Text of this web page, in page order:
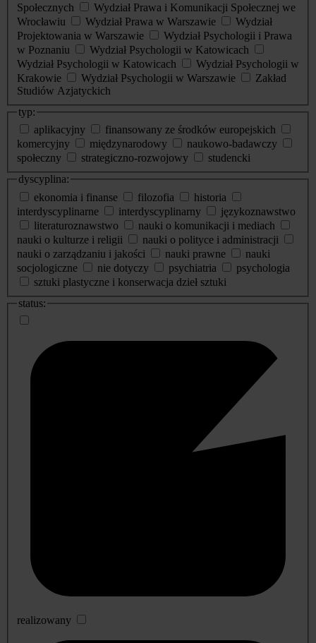
Społecznych
Wydział Prawa i Komunikacji Społecznej we
Wrocławiu
Wydział Prawa w Warszawie
Wydział
Projektowania w Warszawie
Wydział Psychologii i Prawa
w Poznaniu
Wydział Psychologii w Katowicach
Wydział Psychologii w Katowicach
Wydział Psychologii w
Krakowie
Wydział Psychologii w Warszawie
Zakład
Studiów Azjatyckich
typ:
aplikacyjny
finansowany ze środków europejskich
komercyjny
międzynarodowy
naukowo-badawczy
społeczny
strategiczno-rozwojowy
studencki
dyscyplina:
ekonomia i finanse
filozofia
historia
interdyscyplinarne
interdyscyplinarny
językoznawstwo
literaturoznawstwo
nauki o komunikacji i mediach
nauki o kulturze i religii
nauki o polityce i administracji
nauki o zarządzaniu i jakości
nauki prawne
nauki
socjologiczne
nie dotyczy psychiatria
psychologia
sztuki plastyczne i konserwacja dzieł sztuki
status:
realizowany